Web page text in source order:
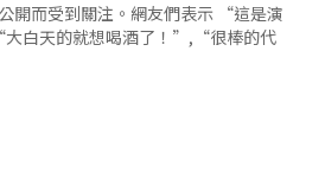
開而受到關注。網友們表示 “這是演
白天的就想喝酒了！”,“很棒的代